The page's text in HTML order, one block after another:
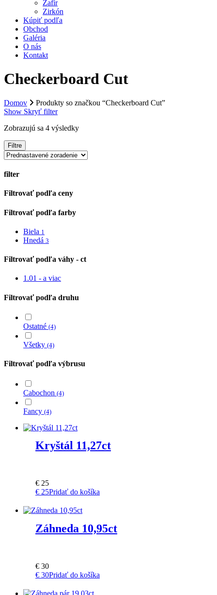
Zafír
Zirkón
Kúpiť podľa
Obchod
Galéria
O nás
Kontakt
Checkerboard Cut
Domov
Produkty so značkou “Checkerboard Cut”
Show Skryť filter
Zobrazujú sa 4 výsledky
Filtre
filter
Close
Filtrovať podľa ceny
Filtrovať podľa farby
Biela 1
Hnedá 3
Filtrovať podľa váhy - ct
1.01 - a viac
Filtrovať podľa druhu
Ostatné (4)
Všetky (4)
Filtrovať podľa výbrusu
Cabochon (4)
Fancy (4)
Kryštál 11,27ct
€ 25
€ 25Pridať do košíka
Záhneda 10,95ct
€ 30
€ 30Pridať do košíka